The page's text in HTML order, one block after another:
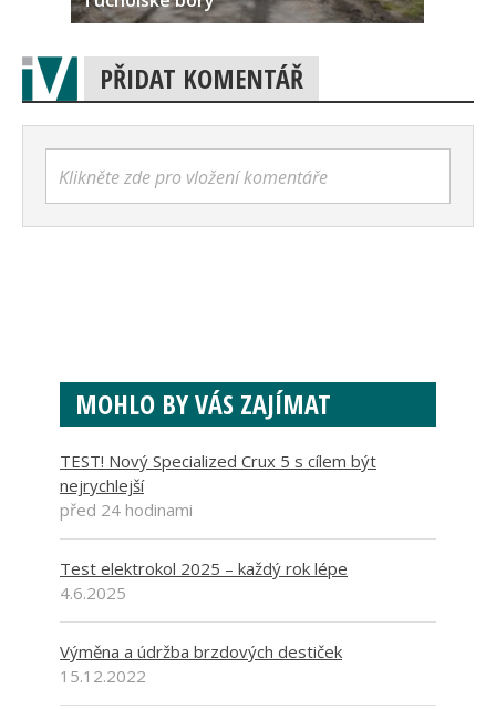
PŘIDAT KOMENTÁŘ
Klikněte zde pro vložení komentáře
MOHLO BY VÁS ZAJÍMAT
TEST! Nový Specialized Crux 5 s cílem být
nejrychlejší
před 24 hodinami
Test elektrokol 2025 – každý rok lépe
4.6.2025
Výměna a údržba brzdových destiček
15.12.2022